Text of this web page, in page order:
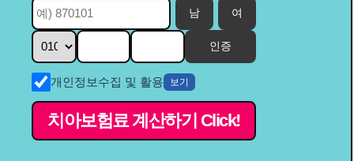
남 여
인증
개인정보수집 및 활용 보기
치아보험료 계산하기 Click!